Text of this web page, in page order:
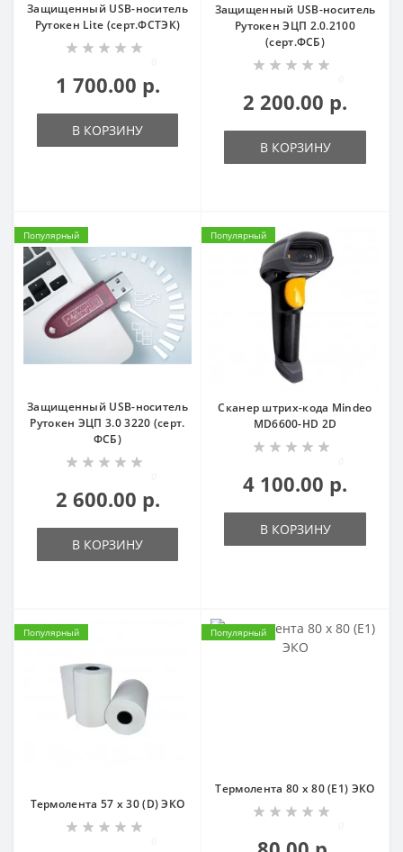
Защищенный USB-носитель
Рутокен Lite (серт.ФСТЭК)
1 700.00 р.
В КОРЗИНУ
Защищенный USB-носитель
Рутокен ЭЦП 2.0.2100
(серт.ФСБ)
2 200.00 р.
В КОРЗИНУ
Популярный
Защищенный USB-носитель
Рутокен ЭЦП 3.0 3220 (серт.
ФСБ)
2 600.00 р.
В КОРЗИНУ
Популярный
Сканер штрих-кода Mindeo
MD6600-HD 2D
4 100.00 р.
В КОРЗИНУ
Популярный
Термолента 57 х 30 (D) ЭКО
Популярный
Термолента 80 х 80 (Е1) ЭКО